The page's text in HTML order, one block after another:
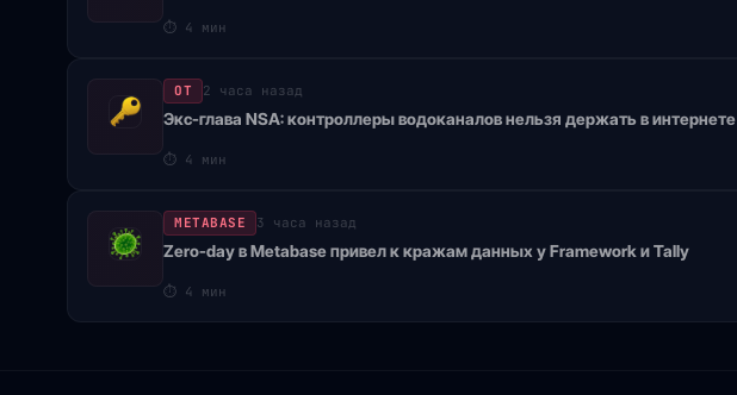
⏱ 4 мин
OT 2 часа назад
Экс-глава NSA: контроллеры водоканалов нельзя держать в интернете
⏱ 4 мин
METABASE 3 часа назад
Zero-day в Metabase привел к кражам данных у Framework и Tally
⏱ 4 мин